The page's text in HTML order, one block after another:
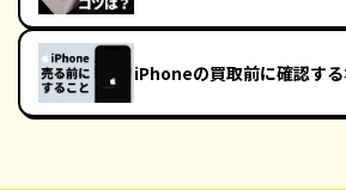
iPhoneの買取前に確認す